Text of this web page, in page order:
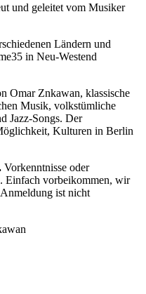
und geleitet vom Musiker
Ländern und
in Neu-Westend
Omar Znkawan, klassische
Musik, volkstümliche
Jazz-Songs. Der
Kulturen in Berlin
Vorkenntnisse oder
Einfach vorbeikommen, wir
ist nicht